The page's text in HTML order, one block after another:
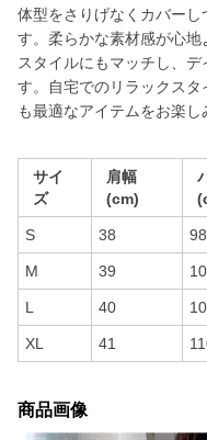
体型をさりげなくカバー
す。柔らかな素材感が心
スタイルにもマッチし、
す。自宅でのリラックス
も最適なアイテムをお楽し
サイ
ズ
肩幅
(cm)
S 38 98
M 39
L 40
XL 41
商品画像